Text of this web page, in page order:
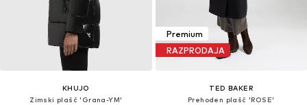
KHUJO
Zimski plašč 'Grana-YM'
Premium
RAZPRODAJA
TED BAKER
Prehoden plašč 'ROSE'